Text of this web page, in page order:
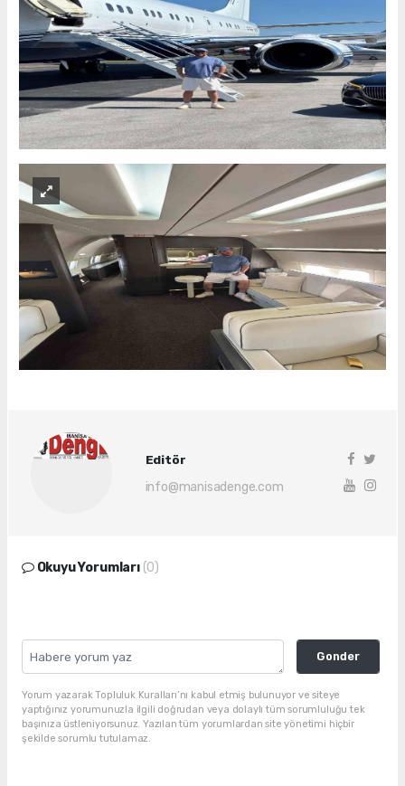
Editör
info@manisadenge.com
Okuyu Yorumları (0)
Gonder
Yorum yazarak Topluluk Kuralları’nı kabul etmiş bulunuyor ve siteye
yaptığınız yorumunuzla ilgili doğrudan veya dolaylı tüm sorumluluğu tek
başınıza üstleniyorsunuz. Yazılan tüm yorumlardan site yönetimi hiçbir
şekilde sorumlu tutulamaz.